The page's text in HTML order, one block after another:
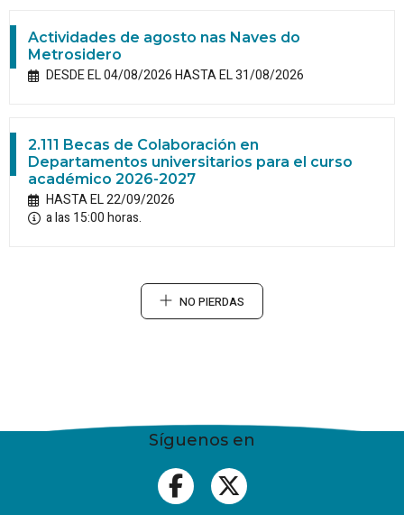
Actividades de agosto nas Naves do
Metrosidero
DESDE EL 04/08/2026 HASTA EL 31/08/2026
2.111 Becas de Colaboración en
Departamentos universitarios para el curso
académico 2026-2027
HASTA EL 22/09/2026
a las 15:00 horas.
NO PIERDAS
Síguenos en